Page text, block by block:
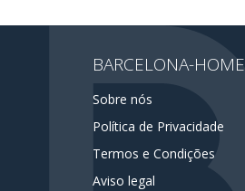
BARCELONA-HOME
Sobre nós
Política de Privacidade
Termos e Condições
Aviso legal